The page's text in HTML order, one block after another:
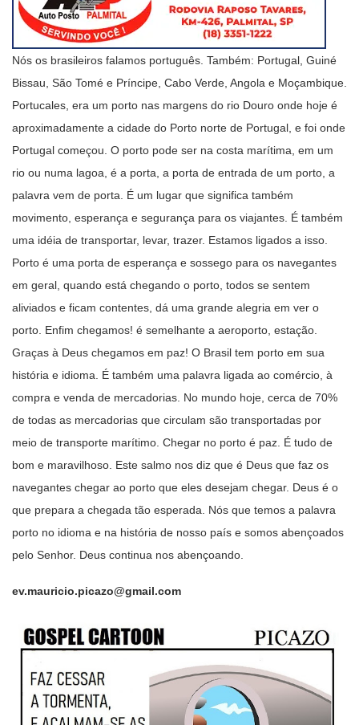
Nós os brasileiros falamos português. Também: Portugal, Guiné
Bissau, São Tomé e Príncipe, Cabo Verde, Angola e Moçambique.
Portucales, era um porto nas margens do rio Douro onde hoje é
aproximadamente a cidade do Porto norte de Portugal, e foi onde
Portugal começou. O porto pode ser na costa marítima, em um
rio ou numa lagoa, é a porta, a porta de entrada de um porto, a
palavra vem de porta. É um lugar que significa também
movimento, esperança e segurança para os viajantes. É também
uma idéia de transportar, levar, trazer. Estamos ligados a isso.
Porto é uma porta de esperança e sossego para os navegantes
em geral, quando está chegando o porto, todos se sentem
aliviados e ficam contentes, dá uma grande alegria em ver o
porto. Enfim chegamos! é semelhante a aeroporto, estação.
Graças à Deus chegamos em paz! O Brasil tem porto em sua
história e idioma. É também uma palavra ligada ao comércio, à
compra e venda de mercadorias. No mundo hoje, cerca de 70%
de todas as mercadorias que circulam são transportadas por
meio de transporte marítimo. Chegar no porto é paz. É tudo de
bom e maravilhoso. Este salmo nos diz que é Deus que faz os
navegantes chegar ao porto que eles desejam chegar. Deus é o
que prepara a chegada tão esperada. Nós que temos a palavra
porto no idioma e na história de nosso país e somos abençoados
pelo Senhor. Deus continua nos abençoando.
ev.mauricio.picazo@gmail.com